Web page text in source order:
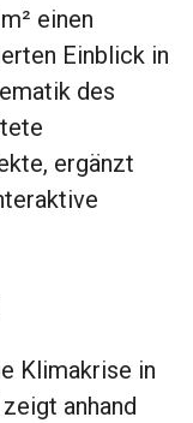
einen
Einblick in
des
ergänzt
Klimakrise in
anhand